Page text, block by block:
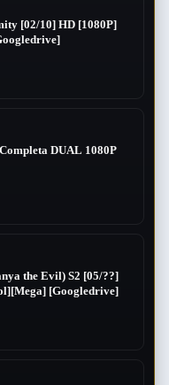
[02/10] HD [1080P]
DUAL 1080P
the Evil) S2 [05/??]
[Googledrive]